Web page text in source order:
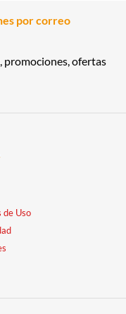
por correo
promociones, ofertas
de Uso